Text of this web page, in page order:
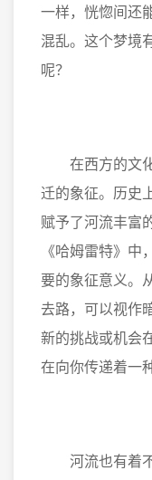
一样，恍惚间还
混乱。这个梦境
呢？
在西方的文化
迁的象征。历史
赋予了河流丰富
《哈姆雷特》中
要的象征意义。
去路，可以视作
新的挑战或机会
在向你传递着一
河流也有着不